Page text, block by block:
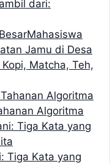
Mahasiswa
Jamu di Desa
Matcha, Teh,
Algoritma
Tiga Kata yang